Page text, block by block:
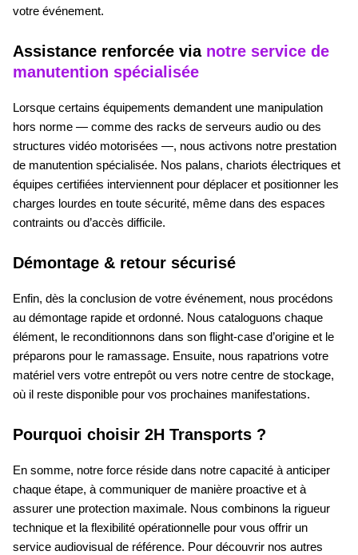
votre événement.
Assistance renforcée via notre service de
manutention spécialisée
Lorsque certains équipements demandent une manipulation
hors norme — comme des racks de serveurs audio ou des
structures vidéo motorisées —, nous activons notre prestation
de manutention spécialisée. Nos palans, chariots électriques et
équipes certifiées interviennent pour déplacer et positionner les
charges lourdes en toute sécurité, même dans des espaces
contraints ou d’accès difficile.
Démontage & retour sécurisé
Enfin, dès la conclusion de votre événement, nous procédons
au démontage rapide et ordonné. Nous cataloguons chaque
élément, le reconditionnons dans son flight-case d’origine et le
préparons pour le ramassage. Ensuite, nous rapatrions votre
matériel vers votre entrepôt ou vers notre centre de stockage,
où il reste disponible pour vos prochaines manifestations.
Pourquoi choisir 2H Transports ?
En somme, notre force réside dans notre capacité à anticiper
chaque étape, à communiquer de manière proactive et à
assurer une protection maximale. Nous combinons la rigueur
technique et la flexibilité opérationnelle pour vous offrir un
service audiovisual de référence. Pour découvrir nos autres